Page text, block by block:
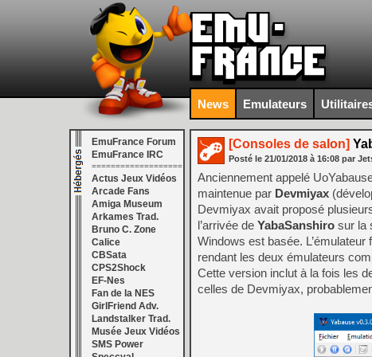
News Emulateurs
EmuFrance Forum
EmuFrance IRC
===================
Actus Jeux Vidéos
Arcade Fans
Amiga Museum
Arkames Trad.
Bruno C. Zone
Calice
CBSata
CPS2Shock
EF-Nes
Fan de la NES
GirlFriend Adv.
Landstalker Trad.
Musée Jeux Vidéos
SMS Power
[Consoles de salon]
Posté le 21/01/2018 à 16:08 par
Anciennement appelé
maintenue par Devmiyax
Devmiyax avait proposé
l’arrivée de YabaSanshiro sur la
Windows est basée.
rendant les deux émulateurs
Cette version inclut à la fois les
celles de Devmiyax,